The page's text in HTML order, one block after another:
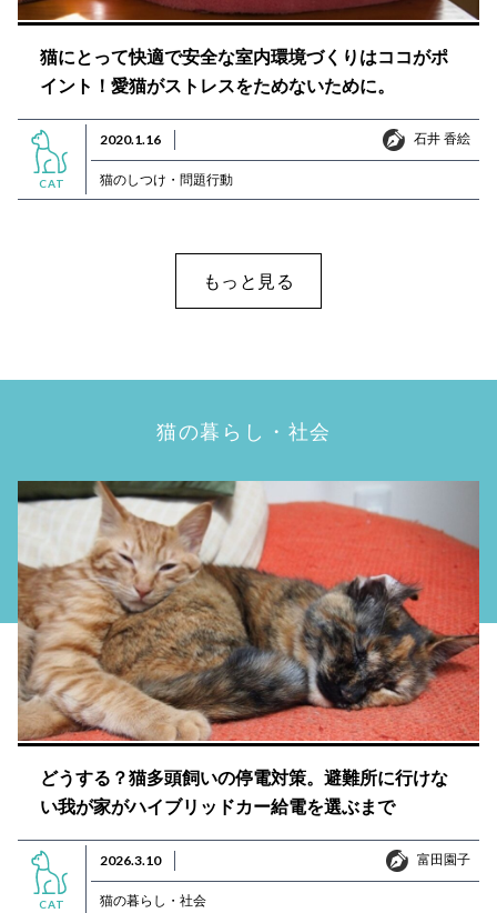
猫にとって快適で安全な室内環境づくりはココがポ
イント！愛猫がストレスをためないために。
CAT
2020.1.16 石井 香絵
石井 香絵
猫のしつけ・問題行動
もっと見る
猫の暮らし・社会
どうする？猫多頭飼いの停電対策。避難所に行けな
い我が家がハイブリッドカー給電を選ぶまで
CAT
2026.3.10 富田園子
富田園子
猫の暮らし・社会